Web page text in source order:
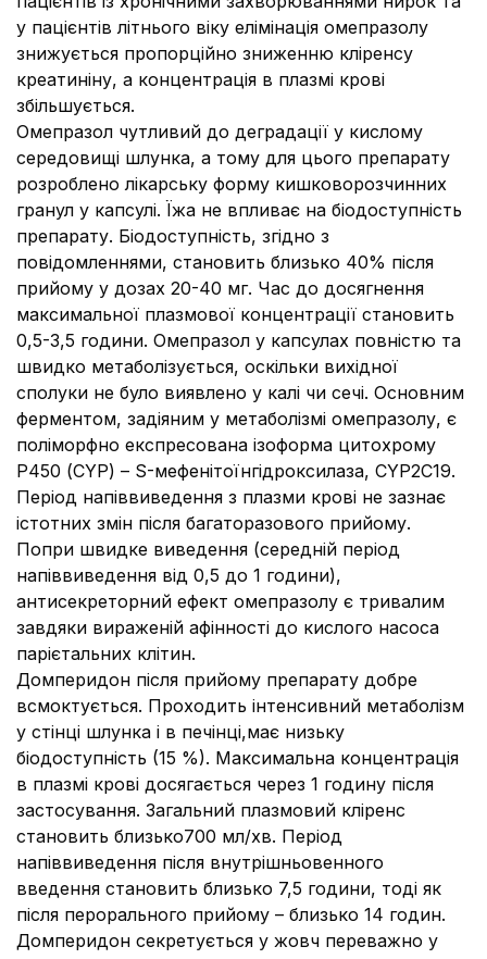
у пацієнтів літнього віку елімінація омепразолу
знижується пропорційно зниженню кліренсу
креатиніну, а концентрація в плазмі крові
збільшується.
Омепразол чутливий до деградації у кислому
середовищі шлунка, а тому для цього препарату
розроблено лікарську форму кишковорозчинних
гранул у капсулі. Їжа не впливає на біодоступність
препарату. Біодоступність, згідно з
повідомленнями, становить близько 40% після
прийому у дозах 20-40 мг. Час до досягнення
максимальної плазмової концентрації становить
0,5-3,5 години. Омепразол у капсулах повністю та
швидко метаболізується, оскільки вихідної
сполуки не було виявлено у калі чи сечі. Основним
ферментом, задіяним у метаболізмі омепразолу, є
поліморфно експресована ізоформа цитохрому
Р450 (CYP) – S-мефенітоїнгідроксилаза, CYP2C19.
Період напіввиведення з плазми крові не зазнає
істотних змін після багаторазового прийому.
Попри швидке виведення (середній період
напіввиведення від 0,5 до 1 години),
антисекреторний ефект омепразолу є тривалим
завдяки вираженій афінності до кислого насоса
парієтальних клітин.
Домперидон після прийому препарату добре
всмоктується. Проходить інтенсивний метаболізм
у стінці шлунка і в печінці,має низьку
біодоступність (15 %). Максимальна концентрація
в плазмі крові досягається через 1 годину після
застосування. Загальний плазмовий кліренс
становить близько700 мл/хв. Період
напіввиведення після внутрішньовенного
введення становить близько 7,5 години, тоді як
після перорального прийому – близько 14 годин.
Домперидон секретується у жовч переважно у